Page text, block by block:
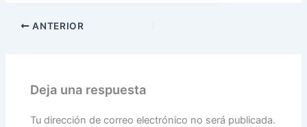
ANTERIOR
Deja una respuesta
Tu dirección de correo electrónico no será publicada.